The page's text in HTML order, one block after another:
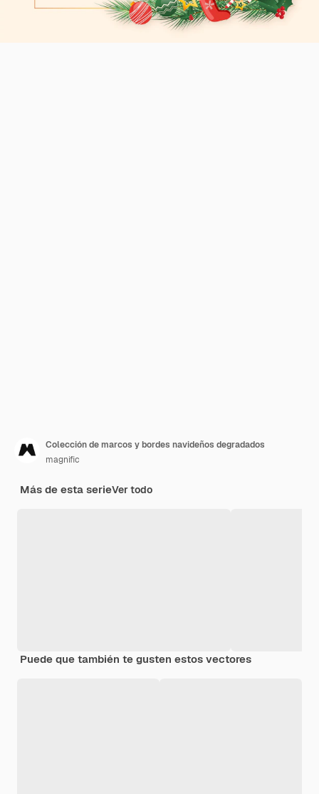
Colección de marcos y bordes navideños degradados
magnific
Más de esta serieVer todo
Puede que también te gusten estos vectores